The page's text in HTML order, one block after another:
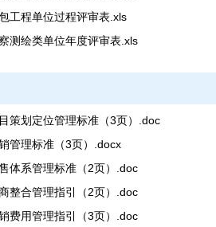
工程单位过程评审表.xls
测绘类单位年度评审表.xls
策划定位管理标准（3页）.doc
管理标准（3页）.docx
体系管理标准（2页）.doc
整合管理指引（2页）.doc
费用管理指引（3页）.doc